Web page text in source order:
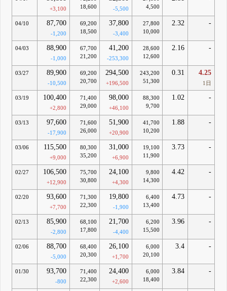
+3,100
18,600
-5,500
4,500
04/10 87,700
-1,200
69,200
18,500
37,800
-3,400
27,800
10,000
2.32 -
04/03 88,900
-1,000
67,700
21,200
41,200
-253,300
28,600
12,600
2.16 -
03/27 89,900
-10,500
69,200
20,700
294,500
+196,500
243,200
51,300
0.31 4.25
1日
03/19 100,400
+2,800
71,400
29,000
98,000
+46,100
88,300
9,700
1.02 -
03/13 97,600
-17,900
71,600
26,000
51,900
+20,900
41,700
10,200
1.88 -
03/06 115,500
+9,000
80,300
35,200
31,000
+6,900
19,100
11,900
3.73 -
02/27 106,500
+12,900
75,700
30,800
24,100
+4,300
9,800
14,300
4.42 -
02/20 93,600
+7,700
71,300
22,300
19,800
-1,900
6,400
13,400
4.73 -
02/13 85,900
-2,800
68,100
17,800
21,700
-4,400
6,200
15,500
3.96 -
02/06 88,700
-5,000
68,400
20,300
26,100
+1,700
6,000
20,100
3.4 -
01/30 93,700
-800
71,400
22,300
24,400
+2,600
6,000
18,400
3.84 -